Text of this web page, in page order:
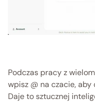
Podczas pracy z
wpisz @ na czacie,
Daje to sztucznej